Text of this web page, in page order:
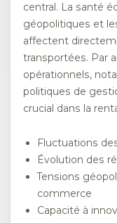
central. La santé
géopolitiques et
affectent
transportées. Par
opérationnels,
politiques de
crucial dans la
Fluctuations
Évolution des
Tensions
commerce
Capacité à